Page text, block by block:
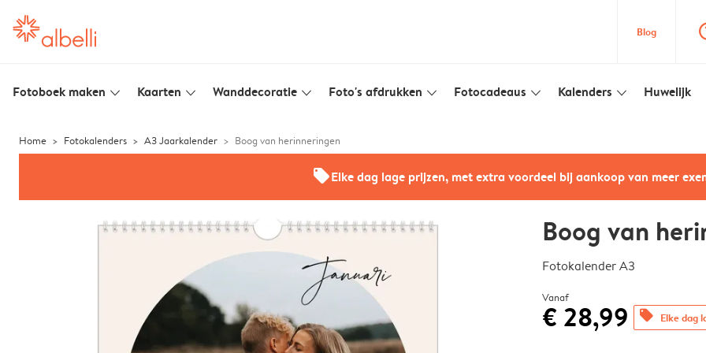
Blog
Fotoboek maken slim_arrow_down Kaarten slim_arrow_down Wanddecoratie slim_arrow_down Foto's afdrukken slim_arrow_down Fotocadeaus slim_arrow_down Kalenders slim_arrow_down Huwelijk
Home Fotokalenders A3 Jaarkalender Boog van herinneringen
offersElke dag lage prijzen, met extra voordeel bij aankoop van meer
Boog van
Fotokalender A3
Vanaf
€ 28,99 offers Elke dag